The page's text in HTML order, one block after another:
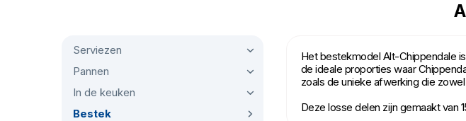
Serviezen
Pannen
In de keuken
Bestek
Het bestekmodel Alt-Chippendale
de ideale proporties waar
zoals de unieke afwerking die
Deze losse delen zijn gemaakt van